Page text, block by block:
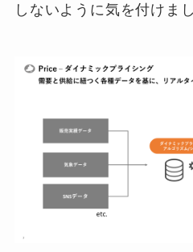
しないように気を付けま